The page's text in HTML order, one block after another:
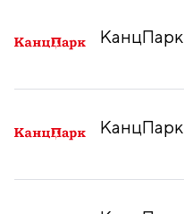
КанцПарк
КанцПарк